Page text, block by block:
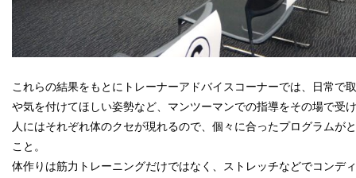
これらの結果をもとにトレーナーアドバイスコーナーでは、日常で
や気を付けてほしい姿勢など、マンツーマンでの指導をその場で受
人にはそれぞれ体のクセが現れるので、個々に合ったプログラムが
こと。
体作りは筋力トレーニングだけではなく、ストレッチなどでコンデ